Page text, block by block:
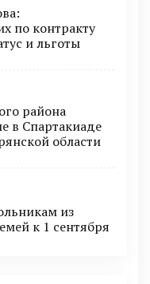
по контракту
и льготы
района
в Спартакиаде
области
из
к 1 сентября